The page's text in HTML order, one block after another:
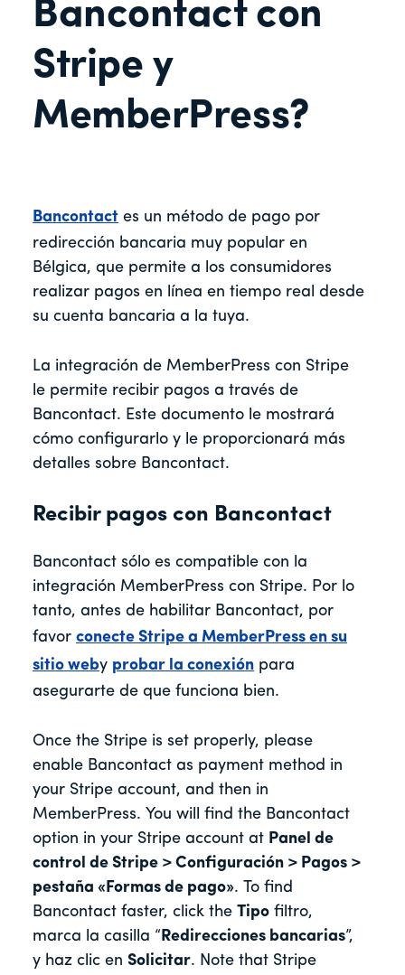
Bancontact con
Stripe y
MemberPress?
Bancontact es un método de pago por
redirección bancaria muy popular en
Bélgica, que permite a los consumidores
realizar pagos en línea en tiempo real desde
su cuenta bancaria a la tuya.
La integración de MemberPress con Stripe
le permite recibir pagos a través de
Bancontact. Este documento le mostrará
cómo configurarlo y le proporcionará más
detalles sobre Bancontact.
Recibir pagos con Bancontact
Bancontact sólo es compatible con la
integración MemberPress con Stripe. Por lo
tanto, antes de habilitar Bancontact, por
favor conecte Stripe a MemberPress en su
sitio weby probar la conexión para
asegurarte de que funciona bien.
Once the Stripe is set properly, please
enable Bancontact as payment method in
your Stripe account, and then in
MemberPress. You will find the Bancontact
option in your Stripe account at Panel de
control de Stripe > Configuración > Pagos >
pestaña «Formas de pago». To find
Bancontact faster, click the Tipo filtro,
marca la casilla “Redirecciones bancarias”,
y haz clic en Solicitar. Note that Stripe